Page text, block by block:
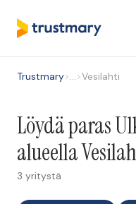
Trustmary>…>Vesilahti
Löydä paras
alueella
3 yritystä